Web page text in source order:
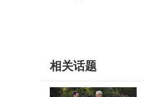
相关话题